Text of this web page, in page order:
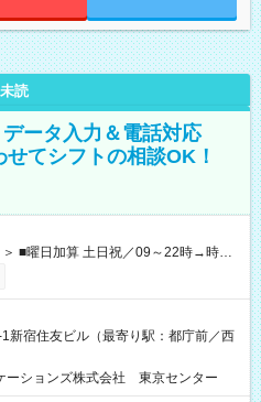
未読
ータ入力＆電話対応
てシフトの相談OK！
＞ ■曜日加算 土日祝／09～22時→時給
／09～12時→時給＋200円 月曜／17～
／17～22時→時給＋400円 ■導入研
60640円 [2]土曜日収：15960円×5日
円×5日＝79800円 [1]＋[2]＋[3]＝
[2]金曜日収：11400円×4日＝45600円
新宿住友ビル（最寄り駅：都庁前／西
ーションズ株式会社 東京センター